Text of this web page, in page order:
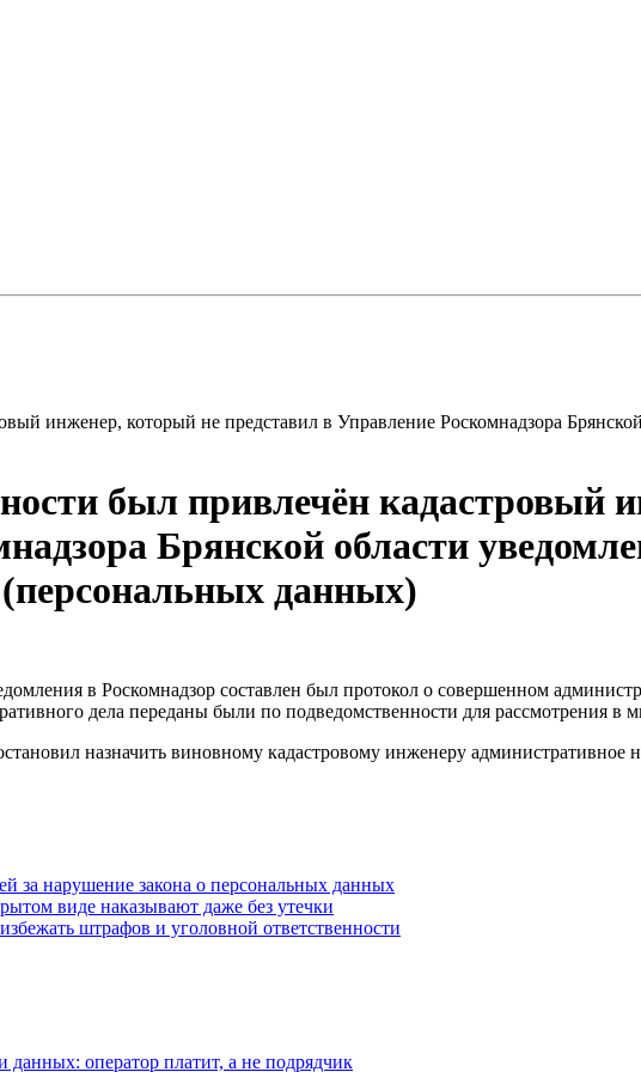
инженер, который не представил в Управление Роскомнадзора
был привлечён кадастровый
Брянской области
данных)
в Роскомнадзор составлен был протокол о совершенном
дела переданы были по подведомственности для рассмотрения в
назначить виновному кадастровому инженеру
за нарушение закона о персональных данных
виде наказывают даже без утечки
штрафов и уголовной ответственности
данных: оператор платит, а не подрядчик